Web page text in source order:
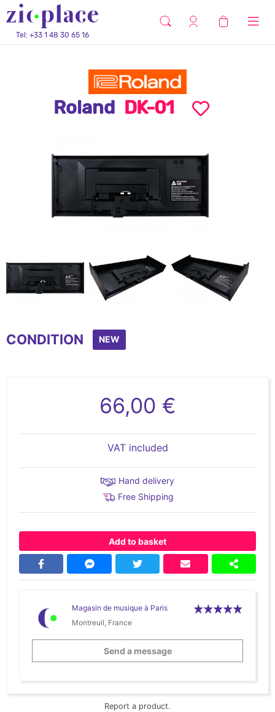
Tel: +33 1 48 30 65 16
Roland DK-01
of
CONDITION NEW
66,00 €
VAT included
Hand delivery
Free Shipping
Add to basket
Magasin de musique à Paris
Montreuil, France
Send a message
Report a product.